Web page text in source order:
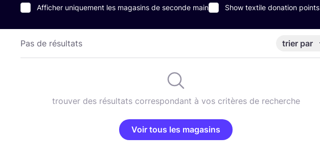
Afficher uniquement les magasins de seconde main Show textile donation points
Pas de résultats trier par
trouver des résultats correspondant à vos critères de recherche
Voir tous les magasins